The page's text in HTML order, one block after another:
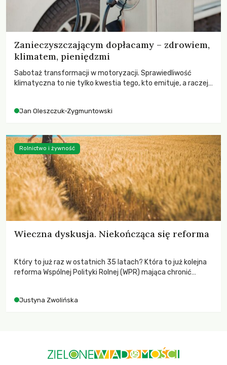
Zanieczyszczającym dopłacamy – zdrowiem,
klimatem, pieniędzmi
Sabotaż transformacji w motoryzacji. Sprawiedliwość
klimatyczna to nie tylko kwestia tego, kto emituje, a raczej
Jan Oleszczuk-Zygmuntowski
Wieczna dyskusja. Niekończąca się reforma
Który to już raz w ostatnich 35 latach? Która to już kolejna
reforma Wspólnej Polityki Rolnej (WPR) mająca chronić
Justyna Zwolińska
Rolnictwo i żywność